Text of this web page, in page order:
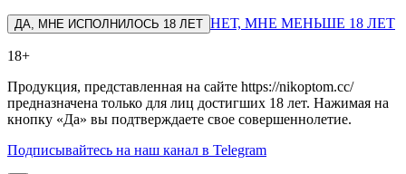
ДА, МНЕ ИСПОЛНИЛОСЬ 18 ЛЕТ НЕТ, МНЕ МЕНЬШЕ 18 ЛЕТ
18+
Продукция, представленная на сайте https://nikoptom.cc/
предназначена только для лиц достигших 18 лет. Нажимая на
кнопку «Да» вы подтверждаете свое совершеннолетие.
Подписывайтесь на наш канал в Telegram